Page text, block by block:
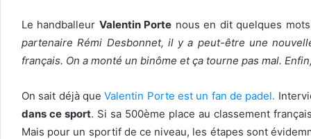
Le handballeur Valentin Porte nous en dit quelques
partenaire Rémi Desbonnet, il y a peut-être une
français. On a monté un binôme et ça tourne pas mal.
On sait déjà queValentin Porte est un fan de padel.
dans ce sport. Si sa 500ème place au classement
Mais pour un sportif de ce niveau, les étapes sont